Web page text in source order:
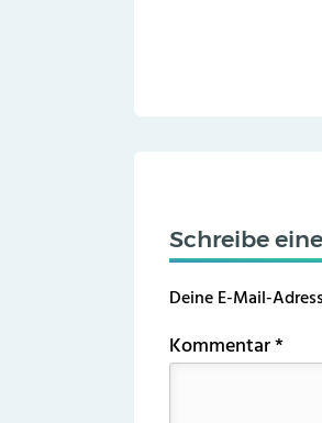
Schreibe
Deine E-Mail-
Kommentar*